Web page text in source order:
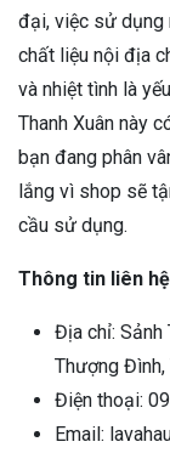
đại, việc sử dụng
chất liệu nội địa
và nhiệt tình là
Thanh Xuân này
bạn đang phân
lắng vì shop sẽ
cầu sử dụng.
Thông tin liên
Địa chỉ: Sảnh
Thượng Đình,
Điện thoại:
Email: